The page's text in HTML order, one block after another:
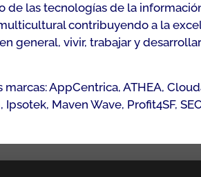
de las tecnologías de la
contribuyendo a la
general, vivir, trabajar y
AppCentrica, ATHEA,
Maven Wave, Profit4SF,